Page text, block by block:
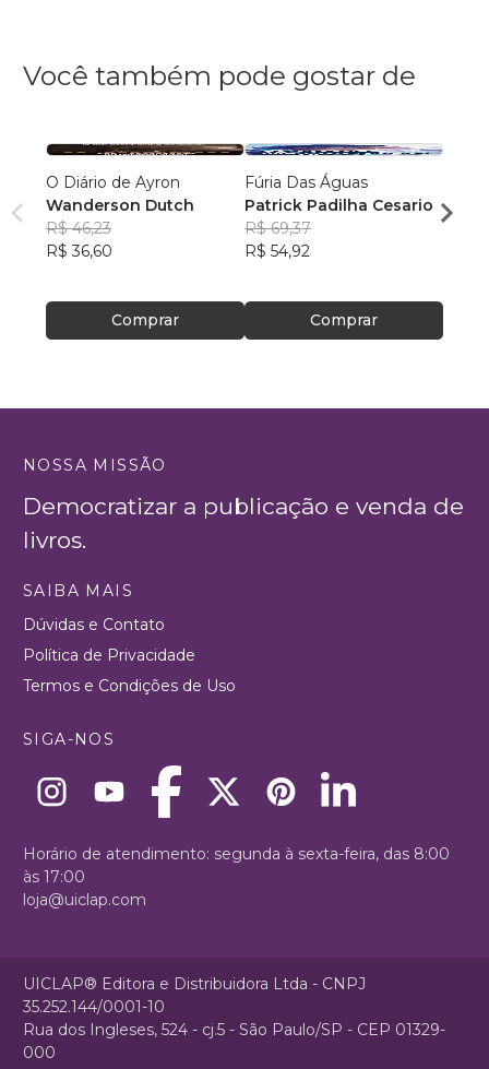
Você também pode gostar de
O Diário de Ayron
Wanderson Dutch
R$ 46,23
R$ 36,60
Comprar
Fúria Das Águas
Patrick Padilha Cesario
R$ 69,37
R$ 54,92
Comprar
R$
NOSSA MISSÃO
Democratizar a publicação e venda de
livros.
SAIBA MAIS
Dúvidas e Contato
Política de Privacidade
Termos e Condições de Uso
SIGA-NOS
Horário de atendimento: segunda à sexta-feira, das 8:00
às 17:00
loja@uiclap.com
UICLAP® Editora e Distribuidora Ltda - CNPJ
35.252.144/0001-10
Rua dos Ingleses, 524 - cj.5 - São Paulo/SP - CEP 01329-
000